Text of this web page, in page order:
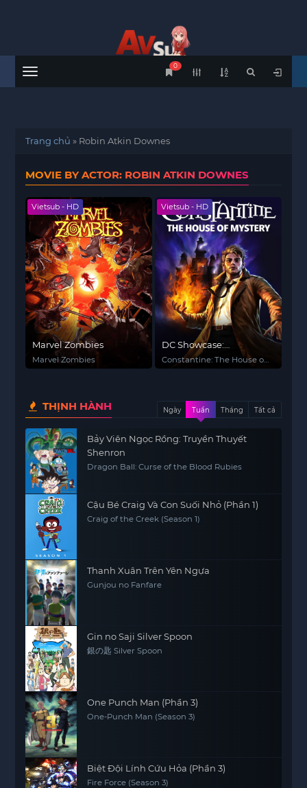
Menu
0
Trang chủ » Robin Atkin Downes
MOVIE BY ACTOR: ROBIN ATKIN DOWNES
Vietsub - HD
Marvel Zombies
Marvel Zombies
Vietsub - HD
DC Showcase:
Constantine: The House
of Mystery
Constantine: The House of
THỊNH HÀNH Ngày Tuần Tháng Tất cả
Bảy Viên Ngọc Rồng: Truyền Thuyết
Shenron
Dragon Ball: Curse of the Blood Rubies
Cậu Bé Craig Và Con Suối Nhỏ (Phần 1)
Craig of the Creek (Season 1)
Thanh Xuân Trên Yên Ngựa
Gunjou no Fanfare
Gin no Saji Silver Spoon
銀の匙 Silver Spoon
One Punch Man (Phần 3)
One-Punch Man (Season 3)
Biệt Đội Lính Cứu Hỏa (Phần 3)
Fire Force (Season 3)